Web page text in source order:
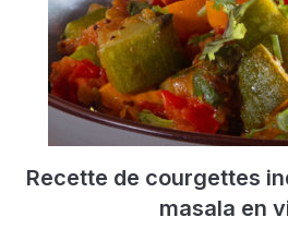
Recette de courgettes
masala en